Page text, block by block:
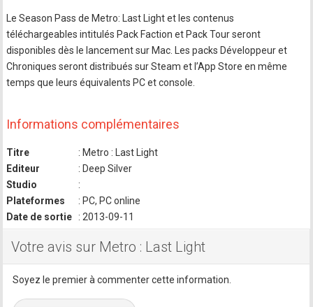
Le Season Pass de Metro: Last Light et les contenus
téléchargeables intitulés Pack Faction et Pack Tour seront
disponibles dès le lancement sur Mac. Les packs Développeur et
Chroniques seront distribués sur Steam et l’App Store en même
temps que leurs équivalents PC et console.
Informations complémentaires
Titre
: Metro : Last Light
Editeur
: Deep Silver
Studio
:
Plateformes
: PC, PC online
Date de sortie
: 2013-09-11
Votre avis sur Metro : Last Light
Soyez le premier à commenter cette information.